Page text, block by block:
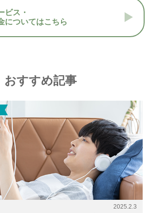
ビス・
についてはこちら
おすすめ記事
2025.2.3